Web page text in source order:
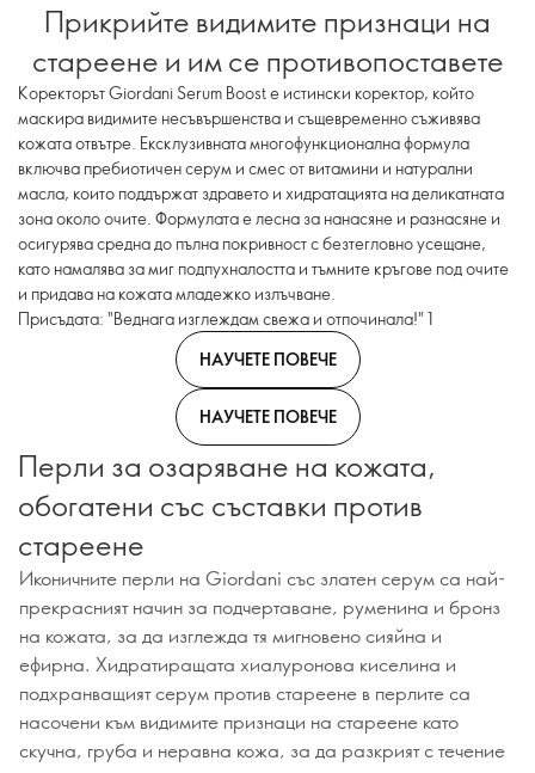
Прикрийте видимите признаци на
стареене и им се противопоставете
Коректорът Giordani Serum Boost е истински коректор, който
маскира видимите несъвършенства и същевременно съживява
кожата отвътре. Ексклузивната многофункционална формула
включва пребиотичен серум и смес от витамини и натурални
масла, които поддържат здравето и хидратацията на деликатната
зона около очите. Формулата е лесна за нанасяне и разнасяне и
осигурява средна до пълна покривност с безтегловно усещане,
като намалява за миг подпухналостта и тъмните кръгове под очите
и придава на кожата младежко излъчване.
Присъдата: "Веднага изглеждам свежа и отпочинала!" 1
НАУЧЕТЕ ПОВЕЧЕ
НАУЧЕТЕ ПОВЕЧЕ
Перли за озаряване на кожата,
обогатени със съставки против
стареене
Иконичните перли на Giordani със златен серум са най-
прекрасният начин за подчертаване, руменина и бронз
на кожата, за да изглежда тя мигновено сияйна и
ефирна. Хидратиращата хиалуронова киселина и
подхранващият серум против стареене в перлите са
насочени към видимите признаци на стареене като
скучна, груба и неравна кожа, за да разкрият с течение